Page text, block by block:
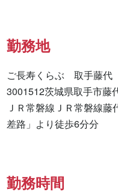
勤務地
ご長寿くらぶ　取手藤代
3001512茨城県取手市藤
ＪＲ常磐線ＪＲ常磐線
差路」より徒歩6分分
勤務時間